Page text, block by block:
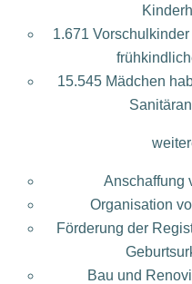
1.671
15.545 Mädchen
Anschaffung
Organisation
Förderung der
Bau und